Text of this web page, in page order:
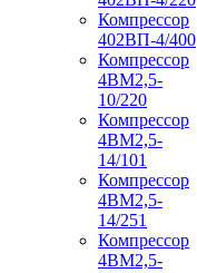
Компрессор
402ВП-4/400
Компрессор
4ВМ2,5-
10/220
Компрессор
4ВМ2,5-
14/101
Компрессор
4ВМ2,5-
14/251
Компрессор
4ВМ2,5-